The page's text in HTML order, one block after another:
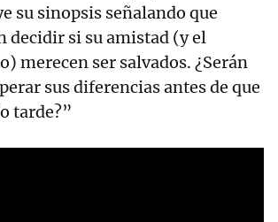
su sinopsis señalando que
decidir si su amistad (y el
merecen ser salvados. ¿Serán
sus diferencias antes de que
tarde?”